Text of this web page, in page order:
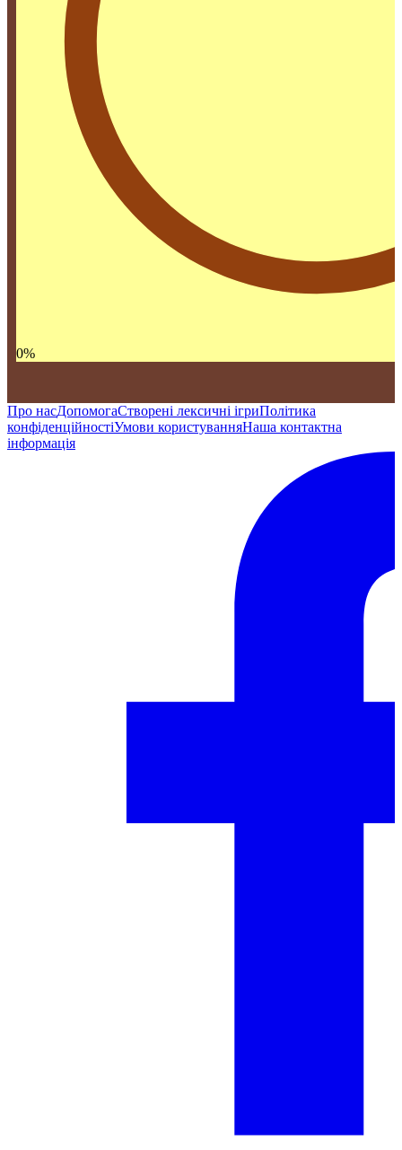
0%
Про насДопомогаСтворені лексичні ігриПолітика
конфіденційностіУмови користуванняНаша контактна
інформація